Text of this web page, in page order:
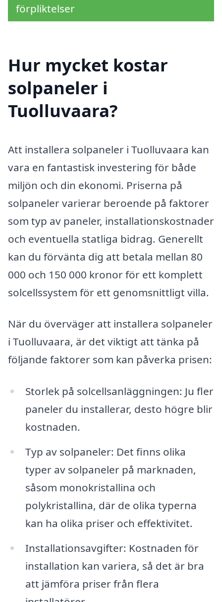
förpliktelser
Hur mycket kostar
solpaneler i
Tuolluvaara?
Att installera solpaneler i Tuolluvaara kan
vara en fantastisk investering för både
miljön och din ekonomi. Priserna på
solpaneler varierar beroende på faktorer
som typ av paneler, installationskostnader
och eventuella statliga bidrag. Generellt
kan du förvänta dig att betala mellan 80
000 och 150 000 kronor för ett komplett
solcellssystem för ett genomsnittligt villa.
När du överväger att installera solpaneler
i Tuolluvaara, är det viktigt att tänka på
följande faktorer som kan påverka prisen:
Storlek på solcellsanläggningen: Ju fler
paneler du installerar, desto högre blir
kostnaden.
Typ av solpaneler: Det finns olika
typer av solpaneler på marknaden,
såsom monokristallina och
polykristallina, där de olika typerna
kan ha olika priser och effektivitet.
Installationsavgifter: Kostnaden för
installation kan variera, så det är bra
att jämföra priser från flera